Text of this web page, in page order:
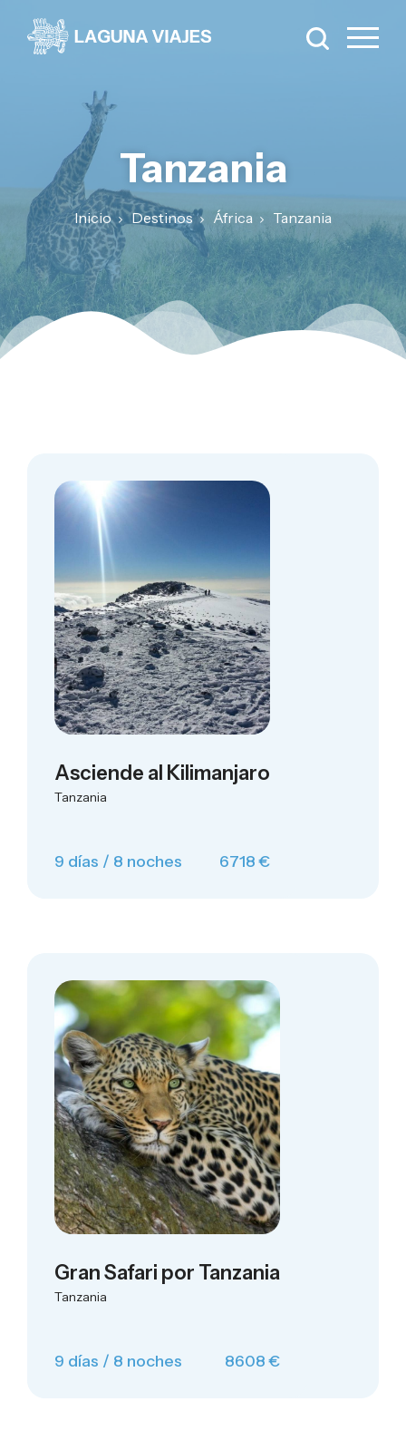
Tanzania
Inicio Destinos África Tanzania
Asciende al Kilimanjaro
Tanzania
9 días / 8 noches 6718 €
Gran Safari por Tanzania
Tanzania
9 días / 8 noches 8608 €